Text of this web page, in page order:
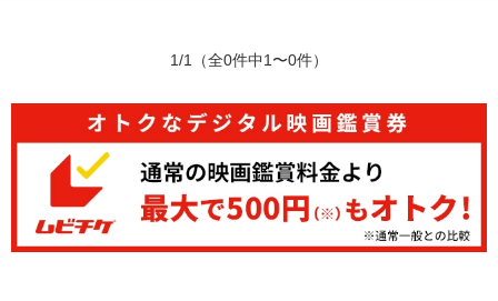
1/1 （全0件中1〜0件）